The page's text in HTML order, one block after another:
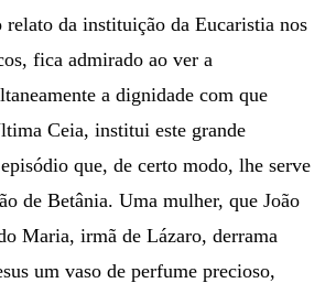
relato da instituição da Eucaristia nos
fica admirado ao ver a
a dignidade com que
Ceia, institui este grande
que, de certo modo, lhe serve
de Betânia. Uma mulher, que João
Maria, irmã de Lázaro, derrama
um vaso de perfume precioso,